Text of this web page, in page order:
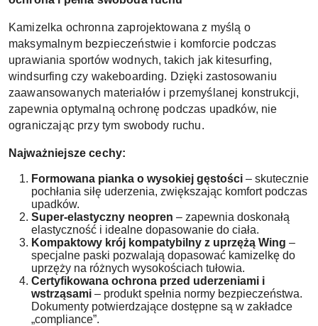
Kamizelka ochronna zaprojektowana z myślą o
maksymalnym bezpieczeństwie i komforcie podczas
uprawiania sportów wodnych, takich jak kitesurfing,
windsurfing czy wakeboarding. Dzięki zastosowaniu
zaawansowanych materiałów i przemyślanej konstrukcji,
zapewnia optymalną ochronę podczas upadków, nie
ograniczając przy tym swobody ruchu.
Najważniejsze cechy:
Formowana pianka o wysokiej gęstości – skutecznie
pochłania siłę uderzenia, zwiększając komfort podczas
upadków.
Super-elastyczny neopren – zapewnia doskonałą
elastyczność i idealne dopasowanie do ciała.
Kompaktowy krój kompatybilny z uprzężą Wing –
specjalne paski pozwalają dopasować kamizelkę do
uprzęży na różnych wysokościach tułowia.
Certyfikowana ochrona przed uderzeniami i
wstrząsami – produkt spełnia normy bezpieczeństwa.
Dokumenty potwierdzające dostępne są w zakładce
„compliance”.